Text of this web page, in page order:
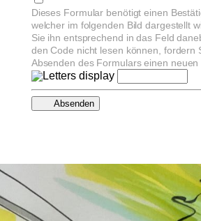
Dieses Formular benötigt einen
welcher im folgenden Bild dargestellt
Sie ihn entsprechend in das Feld
den Code nicht lesen können, fordern
Absenden des Formulars einen neuen
Absenden